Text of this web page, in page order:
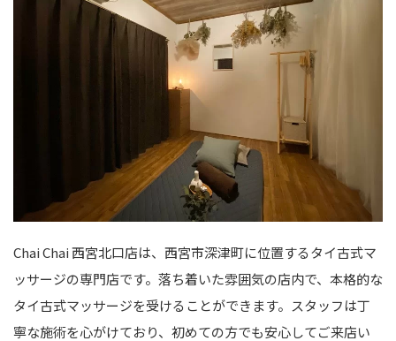
Chai Chai 西宮北口店は、西宮市深津町に位置するタイ古式マ
ッサージの専門店です。落ち着いた雰囲気の店内で、本格的な
タイ古式マッサージを受けることができます。スタッフは丁
寧な施術を心がけており、初めての方でも安心してご来店い